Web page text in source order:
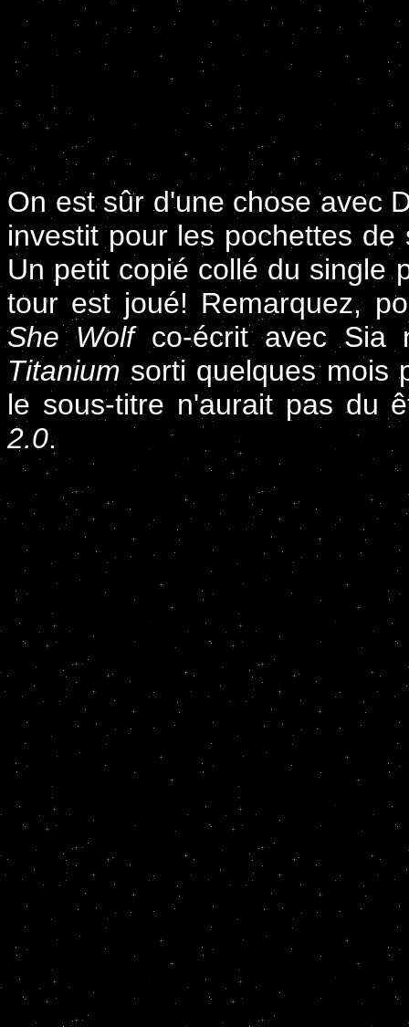
On est sûr d'une chose avec
investit pour les pochettes
Un petit copié collé du single
tour est joué! Remarquez,
She Wolfco-écrit avec Sia
Titanium sorti quelques mois
le sous-titre n'aurait pas du
2.0.